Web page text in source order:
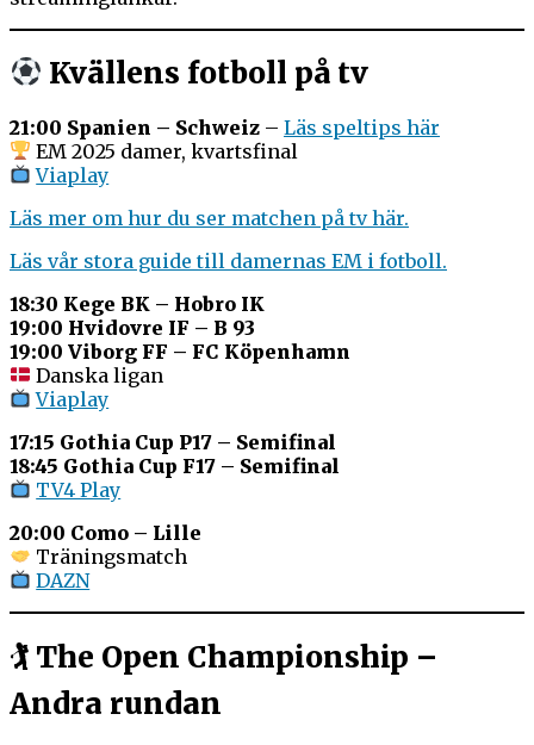
Kvällens fotboll på tv
21:00 Spanien – Schweiz – Läs speltips här
EM 2025 damer, kvartsfinal
Viaplay
Läs mer om hur du ser matchen på tv här.
Läs vår stora guide till damernas EM i fotboll.
18:30 Kege BK – Hobro IK
19:00 Hvidovre IF – B 93
19:00 Viborg FF – FC Köpenhamn
Danska ligan
Viaplay
17:15 Gothia Cup P17 – Semifinal
18:45 Gothia Cup F17 – Semifinal
TV4 Play
20:00 Como – Lille
Träningsmatch
DAZN
🏌️ The Open Championship –
Andra rundan